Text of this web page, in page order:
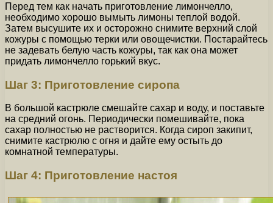
Перед тем как начать приготовление лимончелло,
необходимо хорошо вымыть лимоны теплой водой.
Затем высушите их и осторожно снимите верхний слой
кожуры с помощью терки или овощечистки. Постарайтесь
не задевать белую часть кожуры, так как она может
придать лимончелло горький вкус.
Шаг 3: Приготовление сиропа
В большой кастрюле смешайте сахар и воду, и поставьте
на средний огонь. Периодически помешивайте, пока
сахар полностью не растворится. Когда сироп закипит,
снимите кастрюлю с огня и дайте ему остыть до
комнатной температуры.
Шаг 4: Приготовление настоя